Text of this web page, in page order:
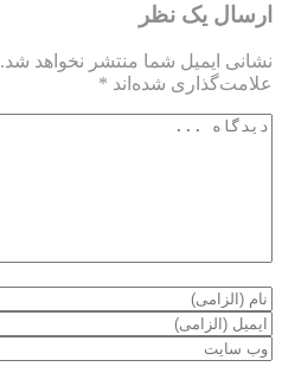
ارسال یک نظر
نشانی ایمیل شما منتشر نخواهد شد.
علامت‌گذاری شده‌اند *